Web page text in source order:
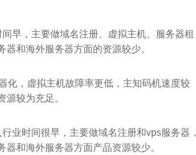
早，主要做域名注册、虚拟主机、服务器租
和海外服务器方面的资源较少。
化，虚拟主机故障率更低，主知码机速度较
较为充足。
业时间很早，主要做域名注册和vps服务器，
和海外服务器方面产品资源较少。